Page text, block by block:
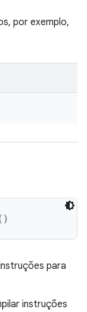
por exemplo,
para
instruções